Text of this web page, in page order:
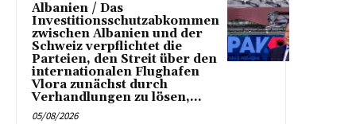
Albanien / Das
Investitionsschutzabkommen
zwischen Albanien und der
Schweiz verpflichtet die
Parteien, den Streit über den
internationalen Flughafen
Vlora zunächst durch
Verhandlungen zu lösen,...
05/08/2026